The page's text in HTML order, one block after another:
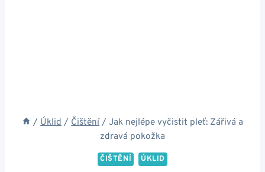
/ Úklid / Čištění / Jak nejlépe vyčistit pleť: Zářivá a
zdravá pokožka
ČIŠTĚNÍ ÚKLID